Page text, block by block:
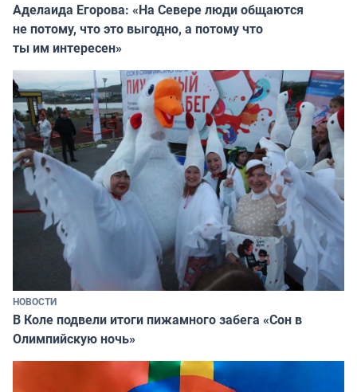
Аделаида Егорова: «На Севере люди общаются
не потому, что это выгодно, а потому что
ты им интересен»
НОВОСТИ
В Коле подвели итоги пижамного забега «Сон в
Олимпийскую ночь»